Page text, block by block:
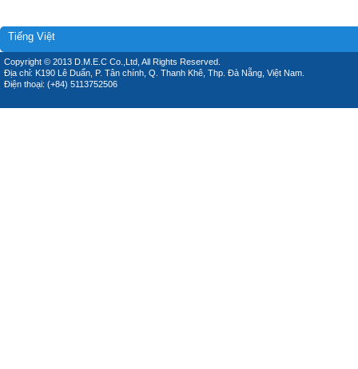
Tiếng Việt
Copyright © 2013 D.M.E.C Co.,Ltd, All Rights Reserved.
Địa chỉ: K190 Lê Duẩn, P. Tân chính, Q. Thanh Khê, Thp. Đà Nẵng, Việt Nam.
Điện thoại: (+84) 5113752506